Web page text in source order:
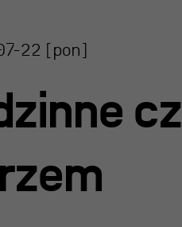
22 [pon]